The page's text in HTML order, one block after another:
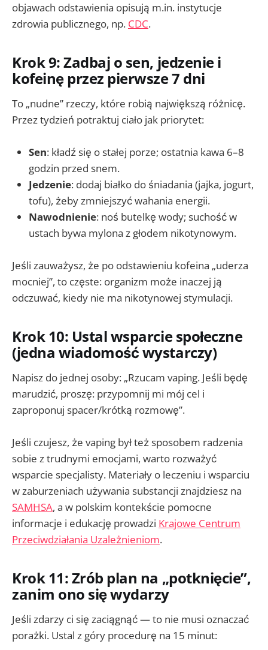
objawach odstawienia opisują m.in. instytucje
zdrowia publicznego, np. CDC.
Krok 9: Zadbaj o sen, jedzenie i
kofeinę przez pierwsze 7 dni
To „nudne” rzeczy, które robią największą różnicę.
Przez tydzień potraktuj ciało jak priorytet:
Sen: kładź się o stałej porze; ostatnia kawa 6–8
godzin przed snem.
Jedzenie: dodaj białko do śniadania (jajka, jogurt,
tofu), żeby zmniejszyć wahania energii.
Nawodnienie: noś butelkę wody; suchość w
ustach bywa mylona z głodem nikotynowym.
Jeśli zauważysz, że po odstawieniu kofeina „uderza
mocniej”, to częste: organizm może inaczej ją
odczuwać, kiedy nie ma nikotynowej stymulacji.
Krok 10: Ustal wsparcie społeczne
(jedna wiadomość wystarczy)
Napisz do jednej osoby: „Rzucam vaping. Jeśli będę
marudzić, proszę: przypomnij mi mój cel i
zaproponuj spacer/krótką rozmowę”.
Jeśli czujesz, że vaping był też sposobem radzenia
sobie z trudnymi emocjami, warto rozważyć
wsparcie specjalisty. Materiały o leczeniu i wsparciu
w zaburzeniach używania substancji znajdziesz na
SAMHSA, a w polskim kontekście pomocne
informacje i edukację prowadzi Krajowe Centrum
Przeciwdziałania Uzależnieniom.
Krok 11: Zrób plan na „potknięcie”,
zanim ono się wydarzy
Jeśli zdarzy ci się zaciągnąć — to nie musi oznaczać
porażki. Ustal z góry procedurę na 15 minut: